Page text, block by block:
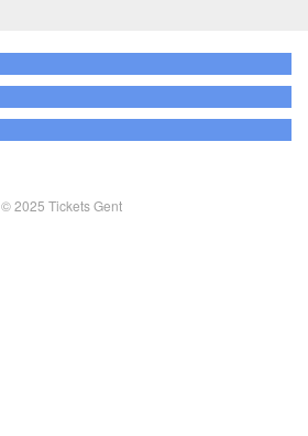
© 2025 Tickets Gent